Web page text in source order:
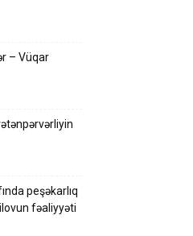
– Vüqar
peşəkarlıq
fəaliyyəti